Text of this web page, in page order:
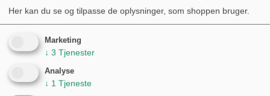
Her kan du se og tilpasse de oplysninger, som shoppen bruger.
Marketing
↓ 3 Tjenester
Analyse
↓ 1 Tjeneste